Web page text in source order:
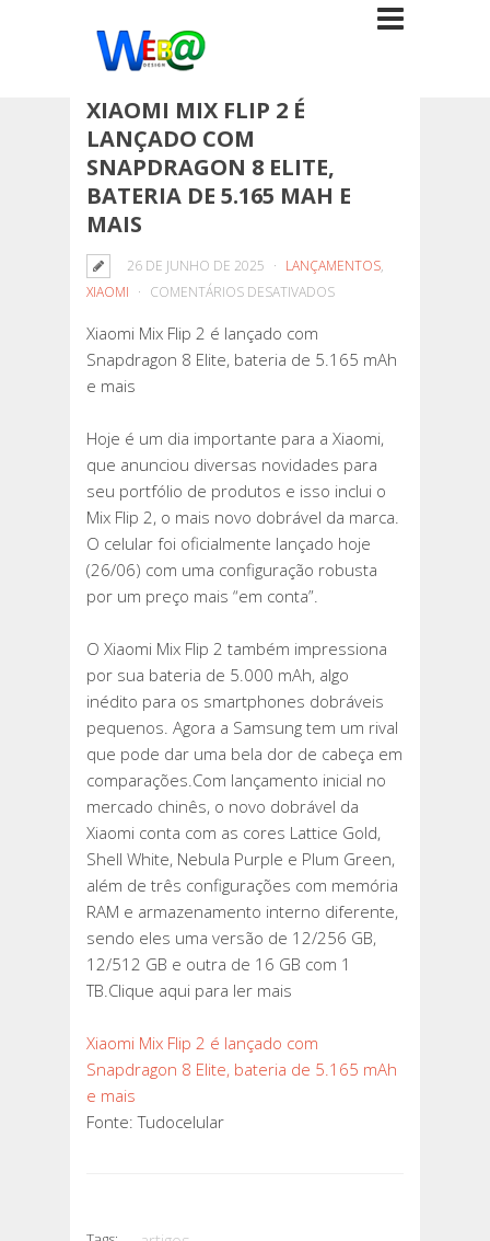
XIAOMI MIX FLIP 2 É
LANÇADO COM
SNAPDRAGON 8 ELITE,
BATERIA DE 5.165 MAH E
MAIS
26 DE JUNHO DE 2025 LANÇAMENTOS,
XIAOMI
COMENTÁRIOS DESATIVADOSEM
FLIP
LANÇADO
COM
SNAPDRAGON
8
ELITE,
BATERIA
MAH
E
MAIS
Xiaomi Mix Flip 2 é lançado com
Snapdragon 8 Elite, bateria de 5.165 mAh
e mais
Hoje é um dia importante para a Xiaomi,
que anunciou diversas novidades para
seu portfólio de produtos e isso inclui o
Mix Flip 2, o mais novo dobrável da marca.
O celular foi oficialmente lançado hoje
(26/06) com uma configuração robusta
por um preço mais “em conta”.
O Xiaomi Mix Flip 2 também impressiona
por sua bateria de 5.000 mAh, algo
inédito para os smartphones dobráveis
pequenos. Agora a Samsung tem um rival
que pode dar uma bela dor de cabeça em
comparações.Com lançamento inicial no
mercado chinês, o novo dobrável da
Xiaomi conta com as cores Lattice Gold,
Shell White, Nebula Purple e Plum Green,
além de três configurações com memória
RAM e armazenamento interno diferente,
sendo eles uma versão de 12/256 GB,
12/512 GB e outra de 16 GB com 1
TB.Clique aqui para ler mais
Xiaomi Mix Flip 2 é lançado com
Snapdragon 8 Elite, bateria de 5.165 mAh
e mais
Fonte: Tudocelular